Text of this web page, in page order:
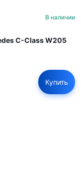
В наличии
C-Class W205
Купить